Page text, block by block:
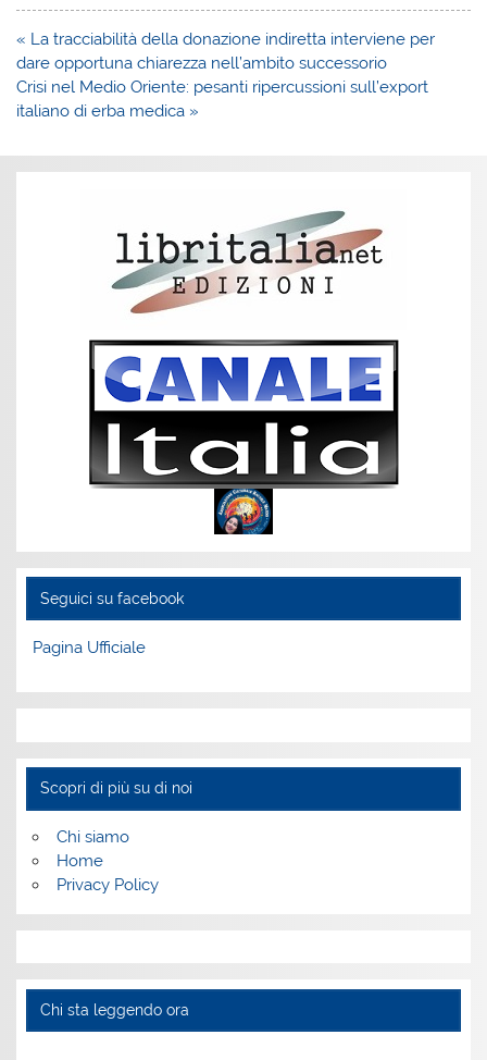
Navigazione
articoli
« La tracciabilità della donazione indiretta interviene per
dare opportuna chiarezza nell’ambito successorio
Crisi nel Medio Oriente: pesanti ripercussioni sull’export
italiano di erba medica »
Seguici su facebook
Pagina Ufficiale
Scopri di più su di noi
Chi siamo
Home
Privacy Policy
Chi sta leggendo ora